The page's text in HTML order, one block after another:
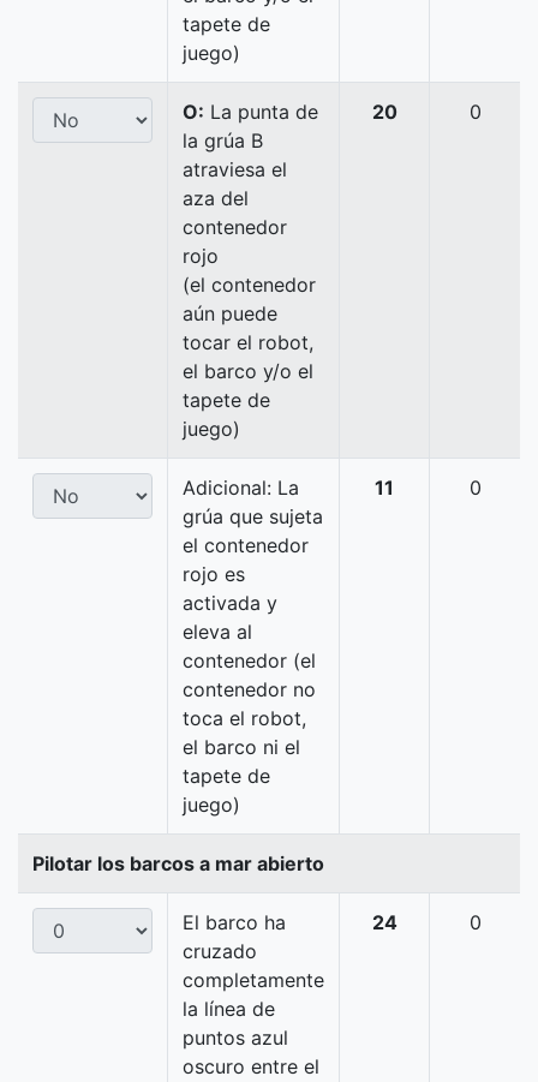
tapete de
juego)
O: La punta de
la grúa B
atraviesa el
aza del
contenedor
rojo
(el contenedor
aún puede
tocar el robot,
el barco y/o el
tapete de
juego)
20 0
Adicional: La
grúa que sujeta
el contenedor
rojo es
activada y
eleva al
contenedor (el
contenedor no
toca el robot,
el barco ni el
tapete de
juego)
11 0
Pilotar los barcos a mar abierto
El barco ha
cruzado
completamente
la línea de
puntos azul
oscuro entre el
24 0